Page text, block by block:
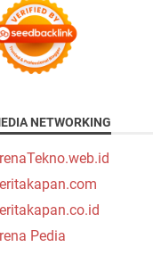
NETWORKING
Pedia